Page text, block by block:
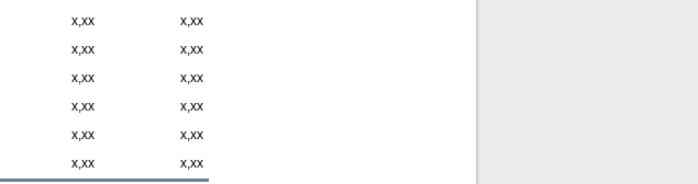
x,xx
x,xx
x,xx
x,xx
x,xx
x,xx
x,xx
x,xx
x,xx
x,xx
x,xx x,xx